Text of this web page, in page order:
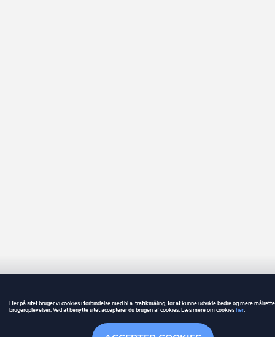
GUIDE BETINGELSER
Her på sitet bruger vi cookies i forbindelse med bl.a. trafikmåling, for at kunne udvikle bedre og mere
brugeroplevelser. Ved at benytte sitet accepterer du brugen af cookies. Læs mere om cookiesher.